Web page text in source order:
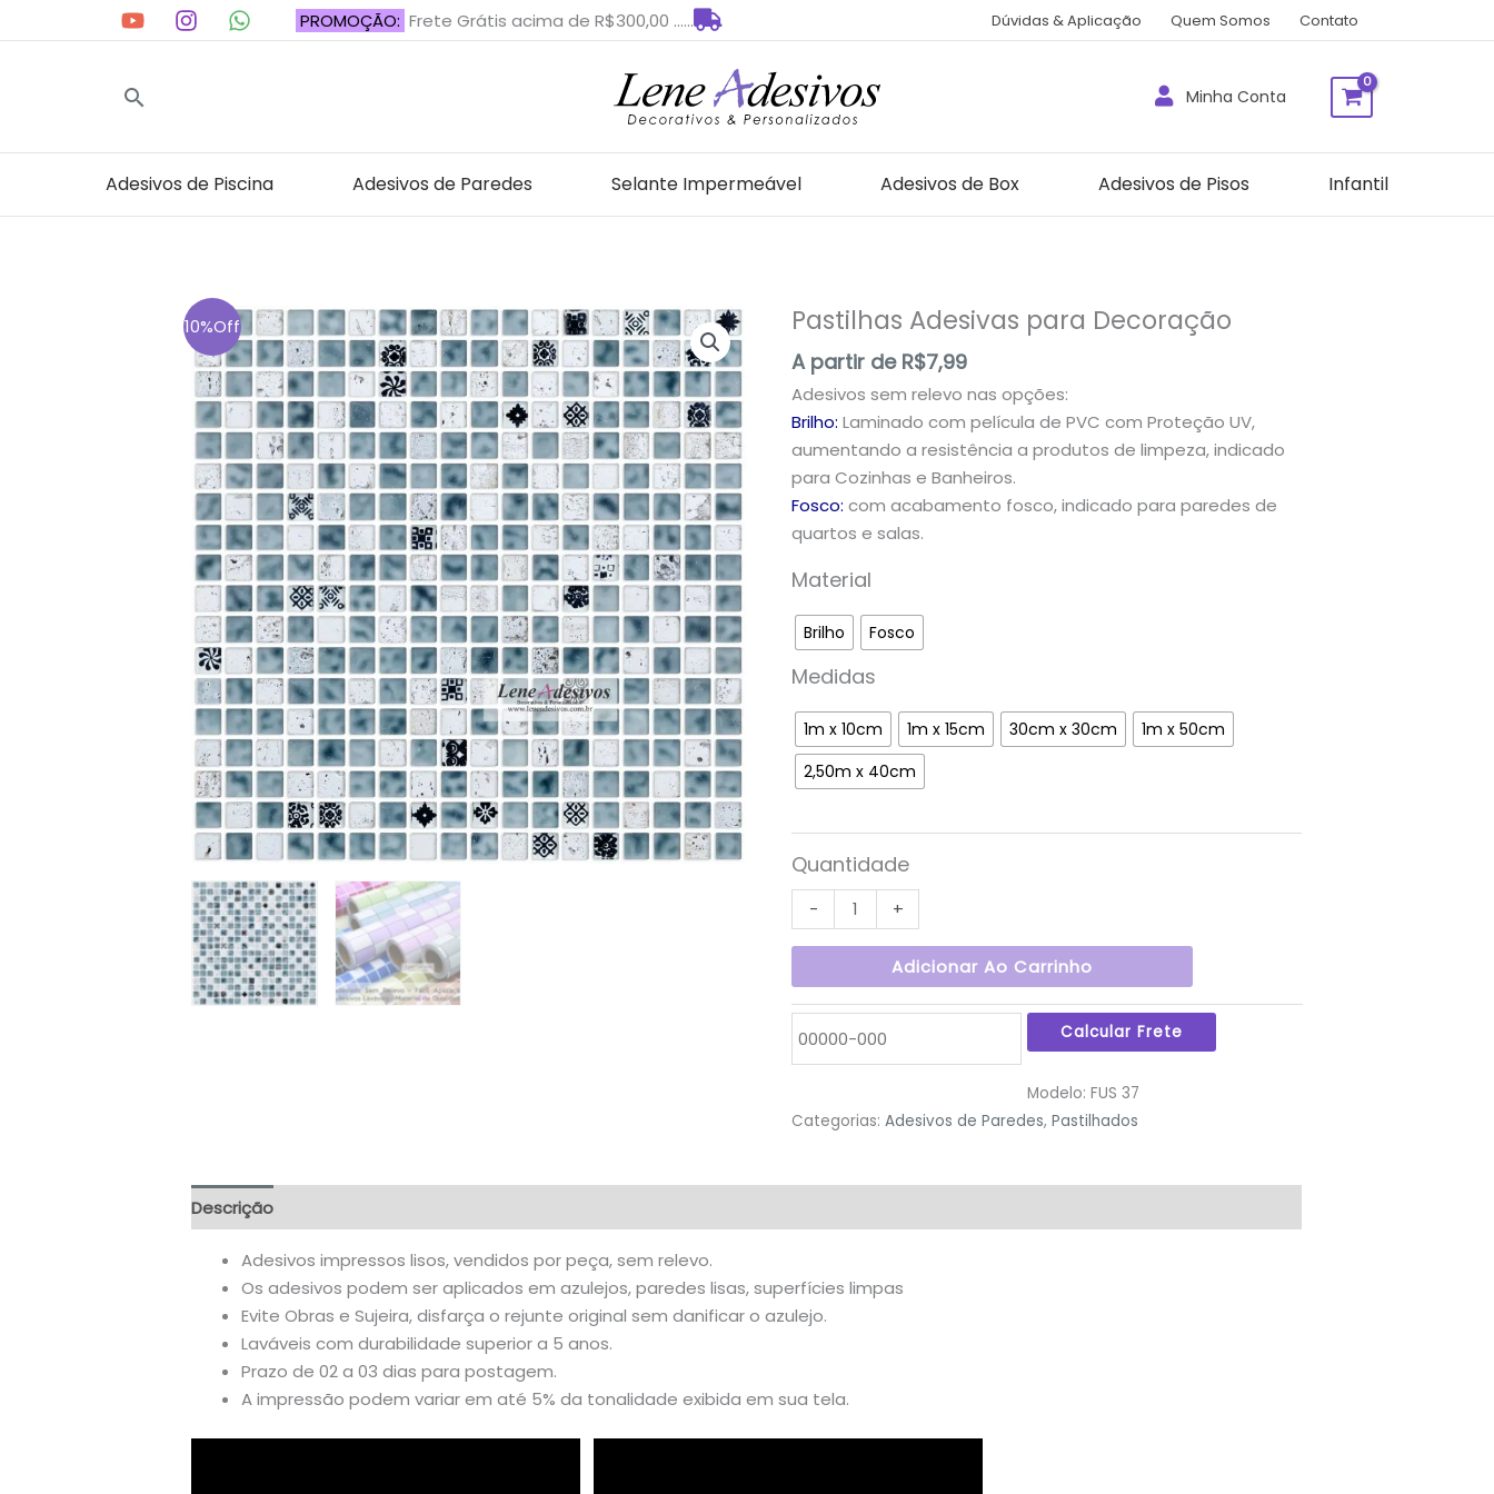
para
PROMOÇÃO: Frete Grátis acima de R$300,00 ...... Dúvidas & Aplicação Quem Somos Contato
Pesquisar Minha Conta
Adesivos de Piscina Adesivos de Paredes Selante Impermeável Adesivos de Box Adesivos de Pisos Infantil
10%Off Pastilhas Adesivas para Decoração
A partir de R$7,99
Adesivos sem relevo nas opções:
Brilho: Laminado com película de PVC com Proteção UV,
aumentando a resistência a produtos de limpeza, indicado
para Cozinhas e Banheiros.
Fosco: com acabamento fosco, indicado para paredes de
quartos e salas.
Material
Brilho Fosco
Medidas
1m x 10cm 1m x 15cm 30cm x 30cm
1m x 50cm
2,50m x 40cm
Quantidade
-
Pastilhas
para
Decoração
quantidade
+
Adicionar Ao Carrinho
Modelo: FUS 37
Categorias: Adesivos de Paredes, Pastilhados
Descrição
Adesivos impressos lisos, vendidos por peça, sem relevo.
Os adesivos podem ser aplicados em azulejos, paredes lisas, superfícies limpas
Evite Obras e Sujeira, disfarça o rejunte original sem danificar o azulejo.
Laváveis com durabilidade superior a 5 anos.
Prazo de 02 a 03 dias para postagem.
A impressão podem variar em até 5% da tonalidade exibida em sua tela.